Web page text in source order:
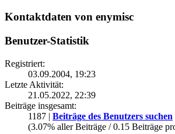
Kontaktdaten von enymisc
Benutzer-Statistik
Registriert:
03.09.2004, 19:23
Letzte Aktivität:
21.05.2022, 22:39
Beiträge insgesamt:
1187 | Beiträge des Benutzers suchen
(3.07% aller Beiträge / 0.15 Beiträge